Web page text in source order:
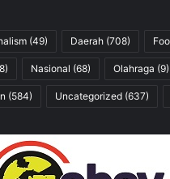
(49) Daerah (708)
Nasional (68) Olahraga (9)
(584) Uncategorized (637)